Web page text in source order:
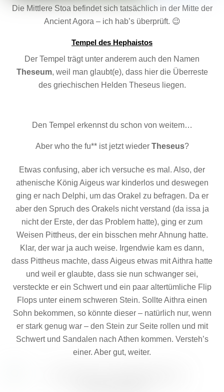
Die Mittlere Stoa befindet sich tatsächlich in der Mitte der
Ancient Agora – ich hab’s überprüft. 😉
Tempel des Hephaistos
Der Tempel trägt unter anderem auch den Namen
Theseum, weil man glaubt(e), dass hier die Überreste
des griechischen Helden Theseus liegen.
Den Tempel erkennst du schon von weitem…
Aber who the fu** ist jetzt wieder Theseus?
Etwas confusing, aber ich versuche es mal. Also, der
athenische König Aigeus war kinderlos und deswegen
ging er nach Delphi, um das Orakel zu befragen. Da er
aber den Spruch des Orakels nicht verstand (da issa ja
nicht der Erste, der das Problem hatte), ging er zum
Weisen Pittheus, der ein bisschen mehr Ahnung hatte.
Klar, der war ja auch weise. Irgendwie kam es dann,
dass Pittheus machte, dass Aigeus etwas mit Aithra hatte
und weil er glaubte, dass sie nun schwanger sei,
versteckte er ein Schwert und ein paar altertümliche Flip
Flops unter einem schweren Stein. Sollte Aithra einen
Sohn bekommen, so könnte dieser – natürlich nur, wenn
er stark genug war – den Stein zur Seite rollen und mit
Schwert und Sandalen nach Athen kommen. Versteh’s
einer. Aber gut, weiter.